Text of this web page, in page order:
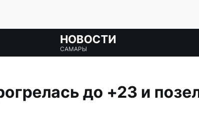
НОВОСТИ
САМАРЫ
до +23 и